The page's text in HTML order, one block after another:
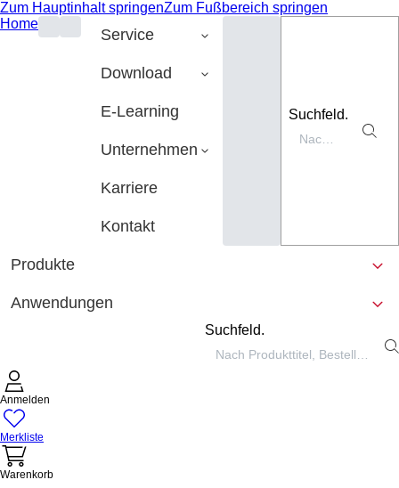
Zum Hauptinhalt springenZum Fußbereich springen
Home
Service
Download
E-Learning
Unternehmen
Karriere
Kontakt
Suchfeld.
Produkte
Anwendungen
Suchfeld.
Anmelden
Merkliste
Warenkorb